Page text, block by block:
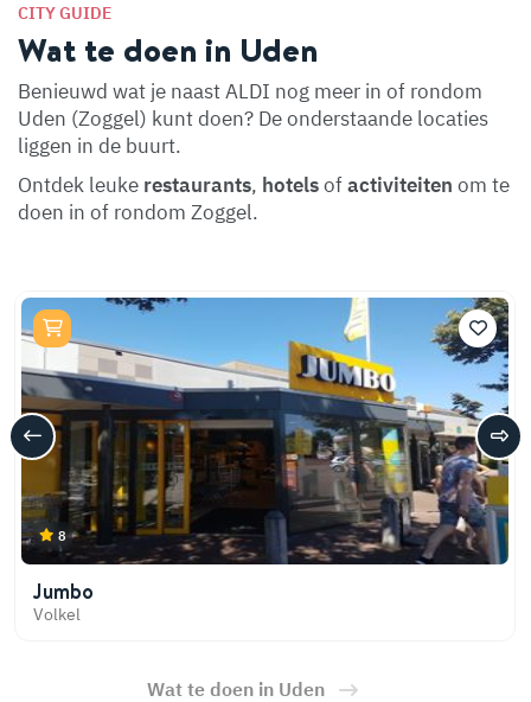
CITY GUIDE
Wat te doen in Uden
Benieuwd wat je naast ALDI nog meer in of rondom
Uden (Zoggel) kunt doen? De onderstaande locaties
liggen in de buurt.
Ontdek leuke restaurants, hotelsofactiviteiten om te
doen in of rondom Zoggel.
8
Jumbo
Volkel
Wat te doen in Uden